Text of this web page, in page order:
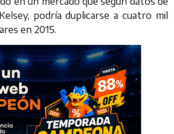
podría duplicarse a cuatro mil
en 2015.